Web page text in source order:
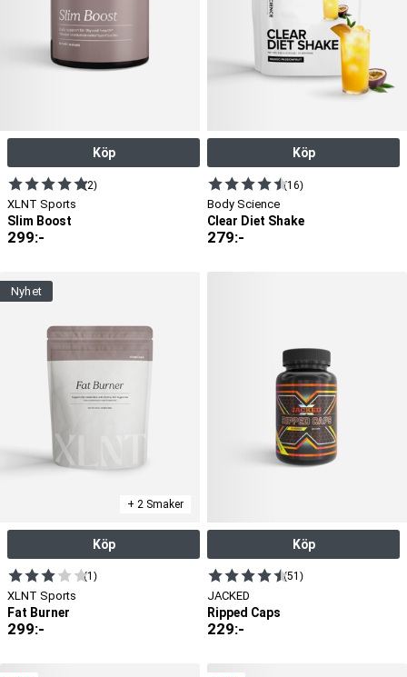
exempelvis kombinera en termogen fettförbrännare med ett
aptithämmande kosttillskott eller ett som stödjer funktionen av
sköldkörteln.
Köp
(2)
XLNT Sports
Slim Boost
299:-
Köp
(16)
Body Science
Clear Diet Shake
279:-
nyhet
+ 2 Smaker
Köp
(1)
XLNT Sports
Fat Burner
299:-
Köp
(51)
JACKED
Ripped Caps
229:-